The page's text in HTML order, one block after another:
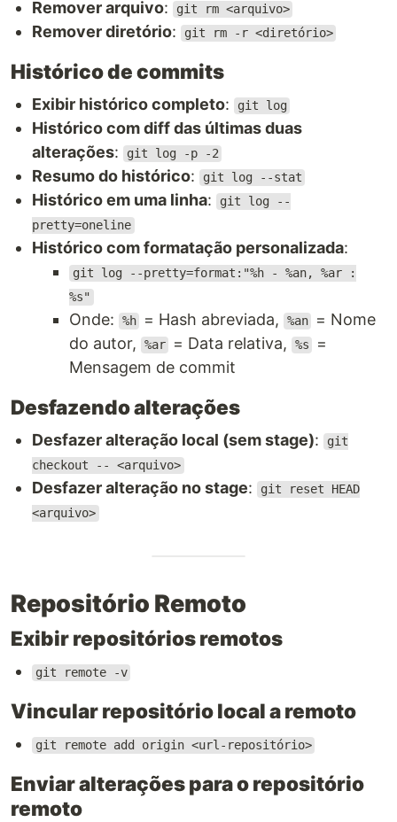
Remover arquivo: git rm <arquivo>
Remover diretório: git rm -r <diretório>
Histórico de commits
Exibir histórico completo: git log
Histórico com diff das últimas duas
alterações: git log -p -2
Resumo do histórico: git log --stat
Histórico em uma linha:
git log --
pretty=oneline
Histórico com formatação personalizada:
git log --pretty=format:"%h - %an, %ar :
%s"
Onde: %h = Hash abreviada, %an
= Nome
do autor,
%ar = Data relativa, %s
=
Mensagem de commit
Desfazendo alterações
Desfazer alteração local (sem stage):
git
checkout -- <arquivo>
Desfazer alteração no stage:
git reset HEAD
<arquivo>
Repositório Remoto
Exibir repositórios remotos
git remote -v
Vincular repositório local a remoto
git remote add origin <url-repositório>
Enviar alterações para o repositório
remoto